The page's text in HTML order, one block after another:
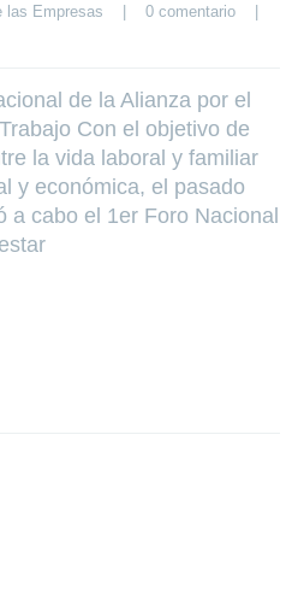
las Empresas | 0 comentario
|
de la Alianza por el
Con el objetivo de
la vida laboral y familiar
y económica, el pasado
a cabo el 1er Foro Nacional